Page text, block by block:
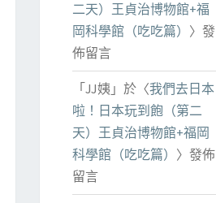
二天）王貞治博物館+福
岡科學館（吃吃篇） 〉發
佈留言
「 JJ姨 」於〈我們去日本
啦！日本玩到飽（第二
天）王貞治博物館+福岡
科學館（吃吃篇） 〉發佈
留言